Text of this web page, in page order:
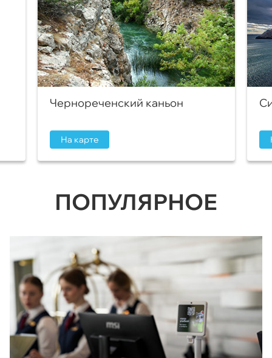
Чернореченский каньон
На карте
ПОПУЛЯРНОЕ